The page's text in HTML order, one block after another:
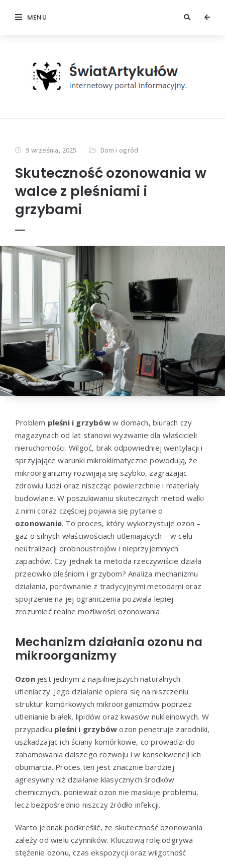
MENU
9 września, 2025 Dom i ogród
Skuteczność ozonowania w
walce z pleśniami i
grzybami
Problem pleśni i grzybóww domach, biurach czy
magazynach od lat stanowi wyzwanie dla właścicieli
nieruchomości. Wilgoć, brak odpowiedniej wentylacji i
sprzyjające warunki mikroklimatyczne powodują, że
mikroorganizmy rozwijają się szybko, zagrażając
zdrowiu ludzi oraz niszcząc powierzchnie i materiały
budowlane. W poszukiwaniu skutecznych metod walki
z nimi coraz częściej pojawia się pytanie o
ozonowanie. To proces, który wykorzystuje ozon –
gaz o silnych właściwościach utleniających – w celu
neutralizacji drobnoustrojów i nieprzyjemnych
zapachów. Czy jednak ta metoda rzeczywiście działa
przeciwko pleśniom i grzybom? Analiza mechanizmu
działania, porównanie z tradycyjnymi metodami oraz
spojrzenie na jej ograniczenia pozwala lepiej
zrozumieć realne możliwości ozonowania.
Mechanizm działania ozonu na
mikroorganizmy
Ozonjest jednym z najsilniejszych naturalnych
utleniaczy. Jego działanie opiera się na niszczeniu
struktur komórkowych mikroorganizmów poprzez
utlenianie białek, lipidów oraz kwasów nukleinowych. W
przypadku pleśni i grzybów ozon penetruje zarodniki,
uszkadzając ich ściany komórkowe, co prowadzi do
zahamowania dalszego rozwoju i w konsekwencji ich
obumarcia. Proces ten jest znacznie bardziej
agresywny niż działanie klasycznych środków
chemicznych, ponieważ ozon nie maskuje problemu,
lecz bezpośrednio niszczy źródło infekcji.
Warto jednak podkreślić, że skuteczność ozonowania
zależy od wielu czynników. Kluczową rolę odgrywa
stężenie ozonu, czas ekspozycji oraz wilgotność